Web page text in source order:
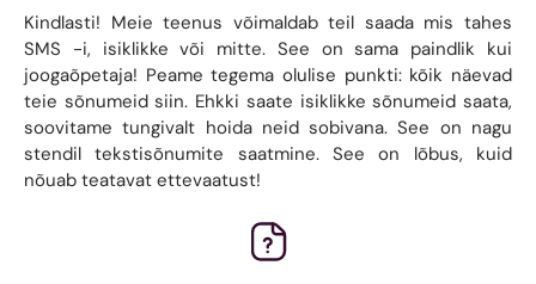
Kindlasti! Meie teenus võimaldab teil saada mis tahes
SMS -i, isiklikke või mitte. See on sama paindlik kui
joogaõpetaja! Peame tegema olulise punkti: kõik näevad
teie sõnumeid siin. Ehkki saate isiklikke sõnumeid saata,
soovitame tungivalt hoida neid sobivana. See on nagu
stendil tekstisõnumite saatmine. See on lõbus, kuid
nõuab teatavat ettevaatust!